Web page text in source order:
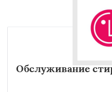
Обслуживание